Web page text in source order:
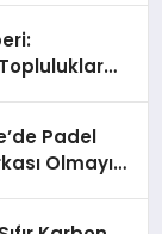
Padel
Olmayı